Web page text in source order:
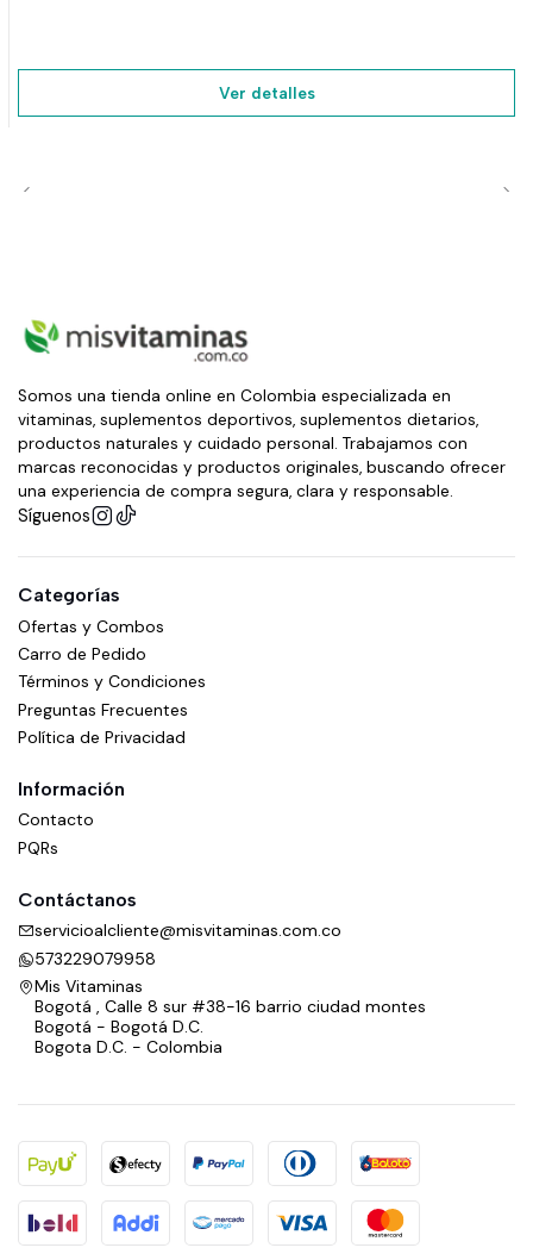
Ver detalles
Somos una tienda online en Colombia especializada en
vitaminas, suplementos deportivos, suplementos dietarios,
productos naturales y cuidado personal. Trabajamos con
marcas reconocidas y productos originales, buscando ofrecer
una experiencia de compra segura, clara y responsable.
Síguenos
Categorías
Ofertas y Combos
Carro de Pedido
Términos y Condiciones
Preguntas Frecuentes
Política de Privacidad
Información
Contacto
PQRs
Contáctanos
servicioalcliente@misvitaminas.com.co
573229079958
Mis Vitaminas
Bogotá , Calle 8 sur #38-16 barrio ciudad montes
Bogotá - Bogotá D.C.
Bogota D.C. - Colombia